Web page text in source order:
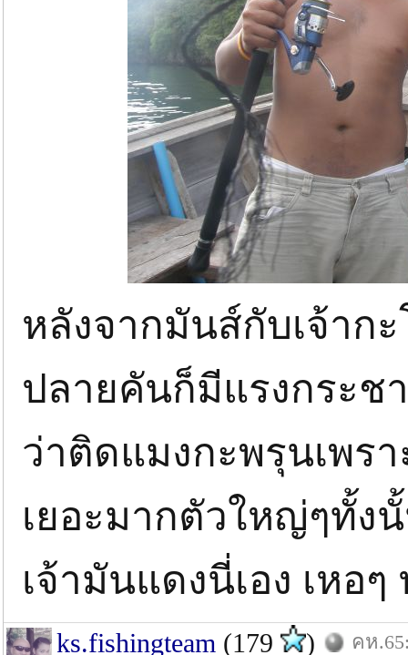
หลังจากมันส์กับเจ้าก
ปลายคันก็มีแรงกระช
ว่าติดแมงกะพรุนเพร
เยอะมากตัวใหญ่ๆทั้ง
เจ้ามันแดงนี่เอง เหอ
ks.fishingteam (179 ) คห